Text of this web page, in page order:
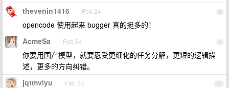
8
thevenin1416 Feb 24
opencode 使用起来 bugger 真的挺多的！
9
AcmeSa Feb 24
你要用国产模型，就要忍受更细化的任务分解，更短的逻辑描
述，更多的方向纠错。
10
jqtmviyu Feb 24